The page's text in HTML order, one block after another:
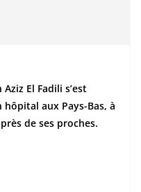
El Fadili s’est
aux Pays-Bas, à
de ses proches.